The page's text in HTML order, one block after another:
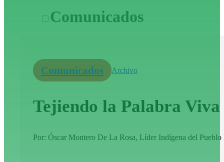
Comunicados
Comunicados Archivo
Tejiendo la Palabra
Por: Óscar Montero De La Rosa, Líder Indígena del